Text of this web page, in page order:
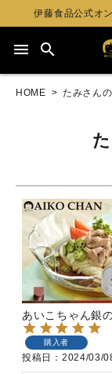
伊藤食品公式オ
menu search
HOME たみさん
あいこちゃん銀
購入者
投稿日 2024/03/